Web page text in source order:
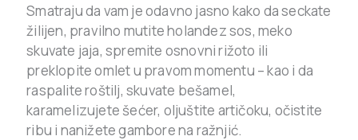
Smatraju da vam je odavno jasno kako da seckate
žilijen, pravilno mutite holandez sos, meko
skuvate jaja, spremite osnovni rižoto ili
preklopite omlet u pravom momentu – kao i da
raspalite roštilj, skuvate bešamel,
karamelizujete šećer, oljuštite artičoku, očistite
ribu i nanižete gambore na ražnjić.